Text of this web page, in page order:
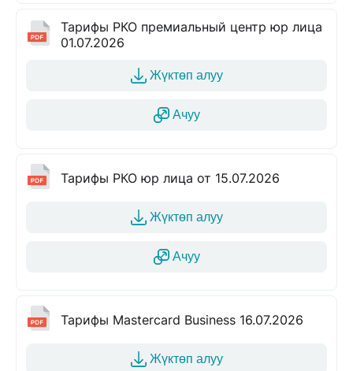
Тарифы РКО премиальный центр юр лица
01.07.2026
Жүктөп алуу
Ачуу
Тарифы РКО юр лица от 15.07.2026
Жүктөп алуу
Ачуу
Тарифы Mastercard Business 16.07.2026
Жүктөп алуу